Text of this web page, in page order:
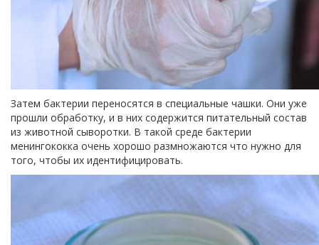
Затем бактерии переносятся в специальные чашки. Они уже
прошли обработку, и в них содержится питательный состав
из животной сыворотки. В такой среде бактерии
менингококка очень хорошо размножаются что нужно для
того, чтобы их идентифицировать.